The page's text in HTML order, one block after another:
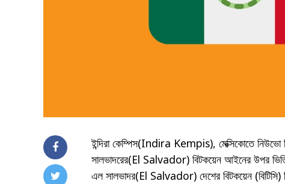
ইন্দিরা কেম্পিস(Indira Kempis), মেক্সিকোতে
সালভাদরের(El Salvador) বিটকয়েন আইনের উপর
এল সালভাদর(El Salvador) দেশের বিটকয়েন (বিটিসি)